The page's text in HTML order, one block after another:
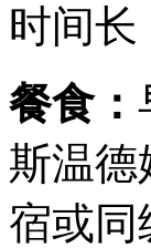
时间
餐食：
斯温德
宿或同